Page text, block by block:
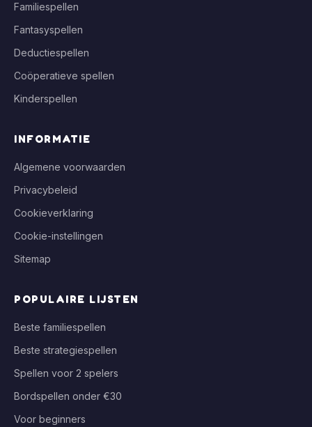
Familiespellen
Fantasyspellen
Deductiespellen
Coöperatieve spellen
Kinderspellen
INFORMATIE
Algemene voorwaarden
Privacybeleid
Cookieverklaring
Cookie-instellingen
Sitemap
POPULAIRE LIJSTEN
Beste familiespellen
Beste strategiespellen
Spellen voor 2 spelers
Bordspellen onder €30
Voor beginners